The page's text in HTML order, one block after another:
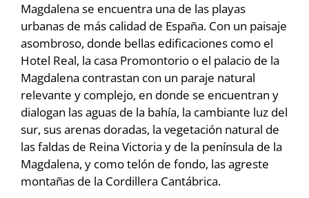
Magdalena se encuentra una de las playas
urbanas de más calidad de España. Con un paisaje
asombroso, donde bellas edificaciones como el
Hotel Real, la casa Promontorio o el palacio de la
Magdalena contrastan con un paraje natural
relevante y complejo, en donde se encuentran y
dialogan las aguas de la bahía, la cambiante luz del
sur, sus arenas doradas, la vegetación natural de
las faldas de Reina Victoria y de la península de la
Magdalena, y como telón de fondo, las agreste
montañas de la Cordillera Cantábrica.